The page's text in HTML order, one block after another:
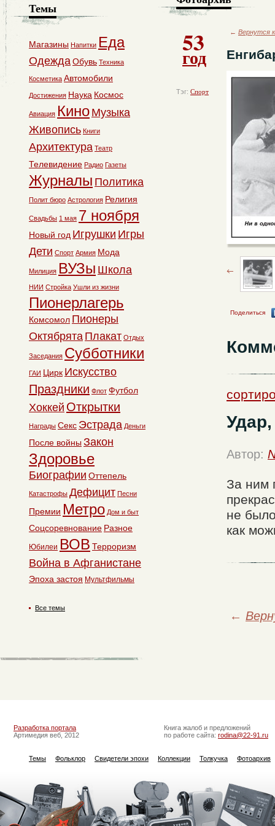
53
год
Тэг: Спорт
← Вернутся
Поделиться
Автор:
За ним
не
как
←
Темы
Магазины Напитки Еда
ОдеждаОбувь Техника
Косметика Автомобили
Достижения Наука Космос
Авиация Кино Музыка
Живопись Книги
Архитектура Театр
Телевидение Радио Газеты
Журналы Политика
Полит бюро Астрология Религия
Свадьбы 1 мая 7 ноября
Новый год Игрушки Игры
Дети Спорт Армия Мода
Милиция ВУЗы Школа
НИИ Стройка Ушли из жизни
Пионерлагерь
Комсомол Пионеры
Октябрята Плакат Отдых
Заседания Субботники
ГАИ Цирк Искусство
Праздники Флот Футбол
Хоккей Открытки
Награды Секс Эстрада Деньги
После войны Закон
Здоровье
Биографии Оттепель
Катастрофы Дефицит Песни
Премии Метро Дом и быт
Соцсоревнование Разное
Юбилеи ВОВ Терроризм
Война в Афганистане
Эпоха застоя Мультфильмы
Все темы
Разработка портала
Артимедия веб, 2012
Книга жалоб и предложений
по работе сайта: rodina@22-91.ru
Темы Фольклор Свидетели эпохи Коллекции Толкучка Фотоархив